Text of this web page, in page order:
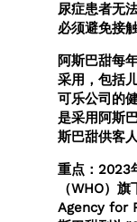
尿症患者无
必须避免接
阿斯巴甜每
采用，包括
可乐公司的
是采用阿斯
斯巴甜供客人
重点：2023
（WHO）
Agency for